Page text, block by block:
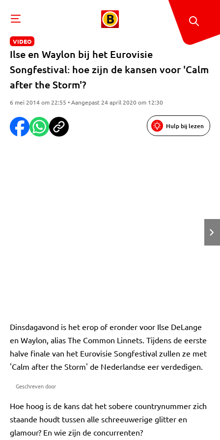
VIDEO
Ilse en Waylon bij het Eurovisie
Songfestival: hoe zijn de kansen voor 'Calm
after the Storm'?
6 mei 2014 om 22:55 • Aangepast 24 april 2020 om 12:30
Hulp bij lezen
Dinsdagavond is het erop of eronder voor Ilse DeLange
en Waylon, alias The Common Linnets. Tijdens de eerste
halve finale van het Eurovisie Songfestival zullen ze met
'Calm after the Storm' de Nederlandse eer verdedigen.
Geschreven door
Hoe hoog is de kans dat het sobere countrynummer zich
staande houdt tussen alle schreeuwerige glitter en
glamour? En wie zijn de concurrenten?